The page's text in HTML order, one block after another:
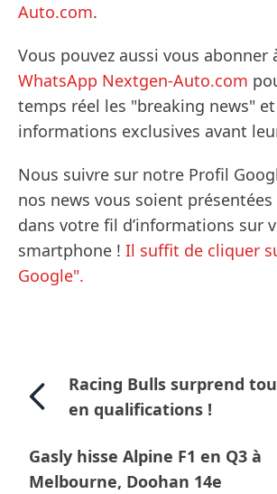
Auto.com.
Vous pouvez aussi vous abonner
WhatsApp Nextgen-Auto.com
temps réel les "breaking news"
informations exclusives avant
Nous suivre sur notre Profil
nos news vous soient
dans votre fil d’informations sur
smartphone ! Il suffit de cliquer
Google".
Racing Bulls surprend
en qualifications !
Gasly hisse Alpine F1 en Q3 à
Melbourne, Doohan 14e